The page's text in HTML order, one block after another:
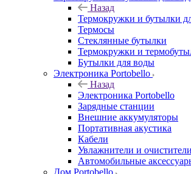
Назад
Термокружки и бутылки
Термосы
Стеклянные бутылки
Термокружки и
Бутылки для воды
Электроника Portobello
Назад
Электроника Portobello
Зарядные станции
Внешние аккумуляторы
Портативная акустика
Кабели
Увлажнители и очистители
Автомобильные
Дом Portobello